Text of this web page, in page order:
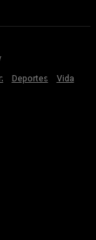
Deportes Vida